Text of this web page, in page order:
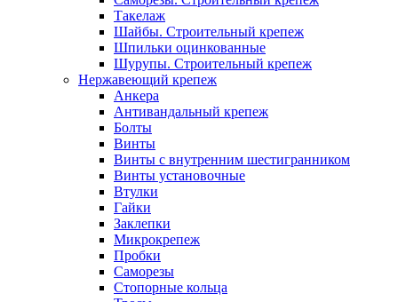
Такелаж
Шайбы. Строительный крепеж
Шпильки оцинкованные
Шурупы. Строительный крепеж
Нержавеющий крепеж
Анкера
Антивандальный крепеж
Болты
Винты
Винты с внутренним шестигранником
Винты установочные
Втулки
Гайки
Заклепки
Микрокрепеж
Пробки
Саморезы
Стопорные кольца